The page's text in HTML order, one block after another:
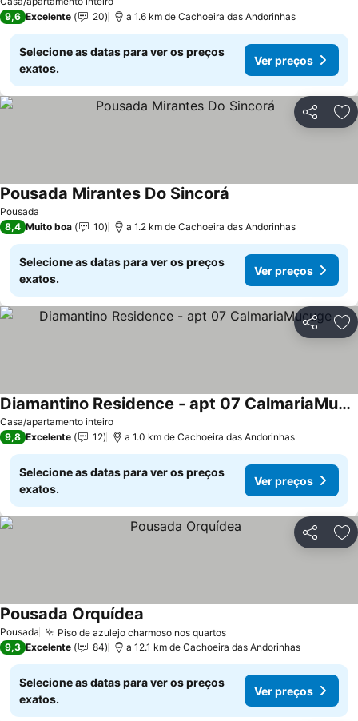
9,6 Excelente 20 a 1.6 km de Cachoeira das Andorinhas
Selecione as datas para ver os preços
exatos.
Ver preços
Partilhar
Pousada
Pousada Mirantes Do Sincorá
8,4 Muito boa 10 a 1.2 km de Cachoeira das Andorinhas
Selecione as datas para ver os preços
exatos.
Ver preços
Partilhar
Casa/apartamento inteiro
Diamantino Residence - apt 07 CalmariaMucuge
9,8 Excelente 12 a 1.0 km de Cachoeira das Andorinhas
Selecione as datas para ver os preços
exatos.
Ver preços
Partilhar
Pousada Piso de azulejo charmoso nos quartos
Pousada Orquídea
9,3 Excelente 84 a 12.1 km de Cachoeira das Andorinhas
Selecione as datas para ver os preços
exatos.
Ver preços